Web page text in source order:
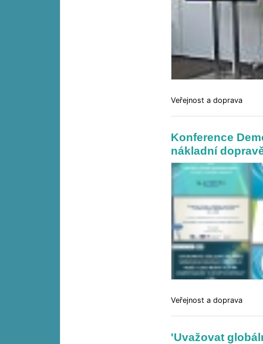
Veřejnost a doprava
Konference
nákladní
Veřejnost a doprava
'Uvažovat